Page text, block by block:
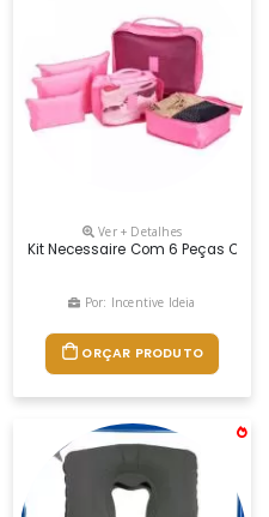
De Pescoço,bolsa
Ver + Detalhes
Kit Necessaire Com 6 Peças
Por: Incentive Ideia
ORÇAR PRODUTO